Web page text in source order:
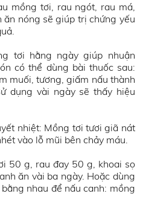
mồng tơi, rau ngót, rau má,
ăn nóng sẽ giúp trị chứng yếu
tơi hằng ngày giúp nhuận
có thể dùng bài thuốc sau:
muối, tương, giấm nấu thành
dụng vài ngày sẽ thấy hiệu
nhiệt: Mồng tơi tươi giã nát
vào lỗ mũi bên chảy máu.
50 g, rau đay 50 g, khoai sọ
ăn vài ba ngày. Hoặc dùng
nhau để nấu canh: mồng